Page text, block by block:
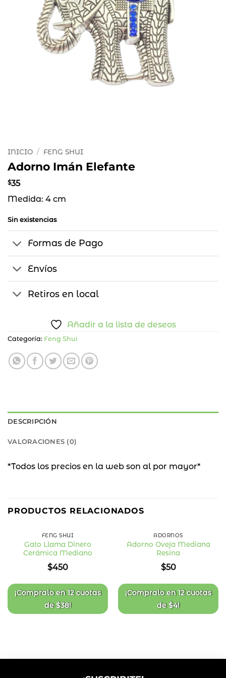
INICIO / FENG SHUI
Adorno Imán Elefante
$35
Medida: 4 cm
Sin existencias
Formas de Pago
Envíos
Retiros en local
Añadir a la lista de deseos
Categoría: Feng Shui
DESCRIPCIÓN
VALORACIONES (0)
*Todos los precios en la web son al por mayor*
PRODUCTOS RELACIONADOS
Añadir
FENG SHUI
Gato Llama Dinero
Cerámica Mediano
$450
¡Compralo en12 cuotas
de$38!
ADORNOS
Adorno Oveja Mediana
Resina
$50
¡Compralo en12 cuotas
de$4!